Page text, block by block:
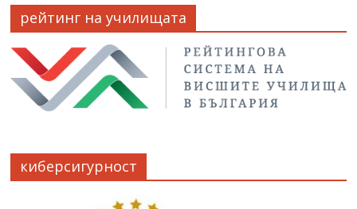
рейтинг на училищата
киберсигурност